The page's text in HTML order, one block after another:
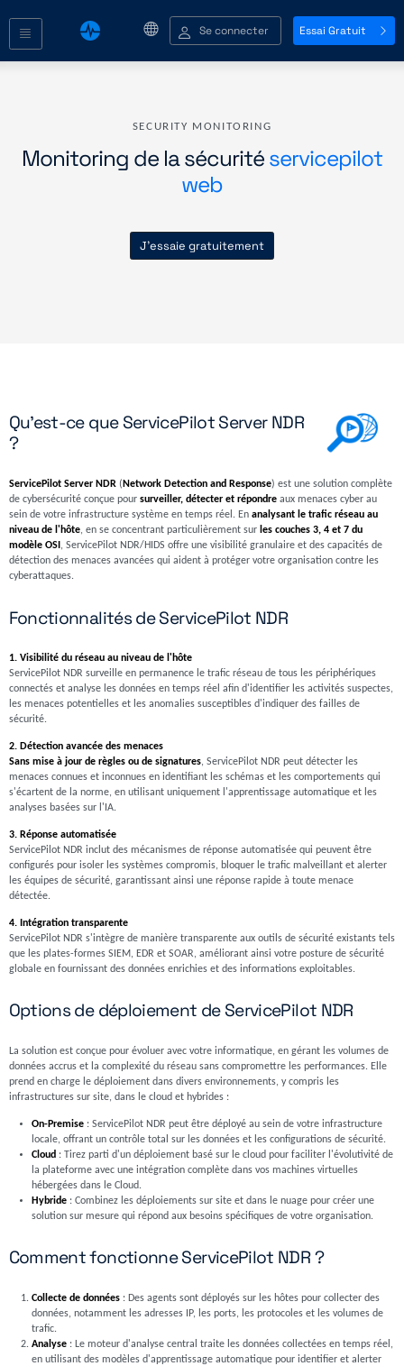
Se connecter Essai Gratuit
SECURITY MONITORING
Monitoring de la sécuritéservicepilot
web
J'essaie gratuitement
Qu'est-ce que ServicePilot Server NDR
?
ServicePilot Server NDR( Network Detection and Response) est une solution complète
de cybersécurité conçue pour surveiller, détecter et répondreaux menaces cyber au
sein de votre infrastructure système en temps réel. En analysant le trafic réseau au
niveau de l'hôte, en se concentrant particulièrement sur les couches 3, 4 et 7 du
modèle OSI , ServicePilot NDR/HIDS offre une visibilité granulaire et des capacités de
détection des menaces avancées qui aident à protéger votre organisation contre les
cyberattaques.
Fonctionnalités de ServicePilot NDR
1. Visibilité du réseau au niveau de l'hôte
ServicePilot NDR surveille en permanence le trafic réseau de tous les périphériques
connectés et analyse les données en temps réel afin d'identifier les activités suspectes,
les menaces potentielles et les anomalies susceptibles d'indiquer des failles de
sécurité.
2. Détection avancée des menaces
Sans mise à jour de règles ou de signatures, ServicePilot NDR peut détecter les
menaces connues et inconnues en identifiant les schémas et les comportements qui
s'écartent de la norme, en utilisant uniquement l'apprentissage automatique et les
analyses basées sur l'IA.
3. Réponse automatisée
ServicePilot NDR inclut des mécanismes de réponse automatisée qui peuvent être
configurés pour isoler les systèmes compromis, bloquer le trafic malveillant et alerter
les équipes de sécurité, garantissant ainsi une réponse rapide à toute menace
détectée.
4. Intégration transparente
ServicePilot NDR s'intègre de manière transparente aux outils de sécurité existants tels
que les plates-formes SIEM, EDR et SOAR, améliorant ainsi votre posture de sécurité
globale en fournissant des données enrichies et des informations exploitables.
Options de déploiement de ServicePilot NDR
La solution est conçue pour évoluer avec votre informatique, en gérant les volumes de
données accrus et la complexité du réseau sans compromettre les performances. Elle
prend en charge le déploiement dans divers environnements, y compris les
infrastructures sur site, dans le cloud et hybrides :
On-Premise : ServicePilot NDR peut être déployé au sein de votre infrastructure
locale, offrant un contrôle total sur les données et les configurations de sécurité.
Cloud : Tirez parti d'un déploiement basé sur le cloud pour faciliter l'évolutivité de
la plateforme avec une intégration complète dans vos machines virtuelles
hébergées dans le Cloud.
Hybride : Combinez les déploiements sur site et dans le nuage pour créer une
solution sur mesure qui répond aux besoins spécifiques de votre organisation.
Comment fonctionne ServicePilot NDR ?
Collecte de données : Des agents sont déployés sur les hôtes pour collecter des
données, notamment les adresses IP, les ports, les protocoles et les volumes de
trafic.
Analyse : Le moteur d'analyse central traite les données collectées en temps réel,
en utilisant des modèles d'apprentissage automatique pour identifier et alerter